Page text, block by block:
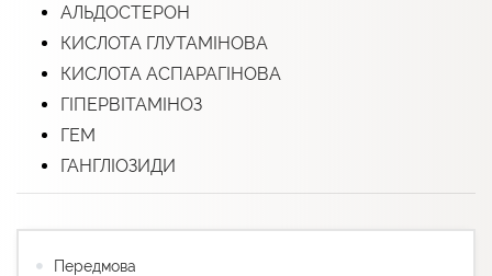
АЛЬДОСТЕРОН
КИСЛОТА ГЛУТАМІНОВА
КИСЛОТА АСПАРАГІНОВА
ГІПЕРВІТАМІНОЗ
ГЕМ
ГАНГЛІОЗИДИ
Передмова